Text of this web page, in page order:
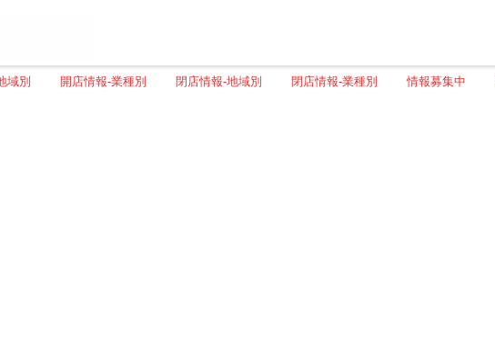
域別 開店情報-業種別 閉店情報-地域別 閉店情報-業種別 情報募集中